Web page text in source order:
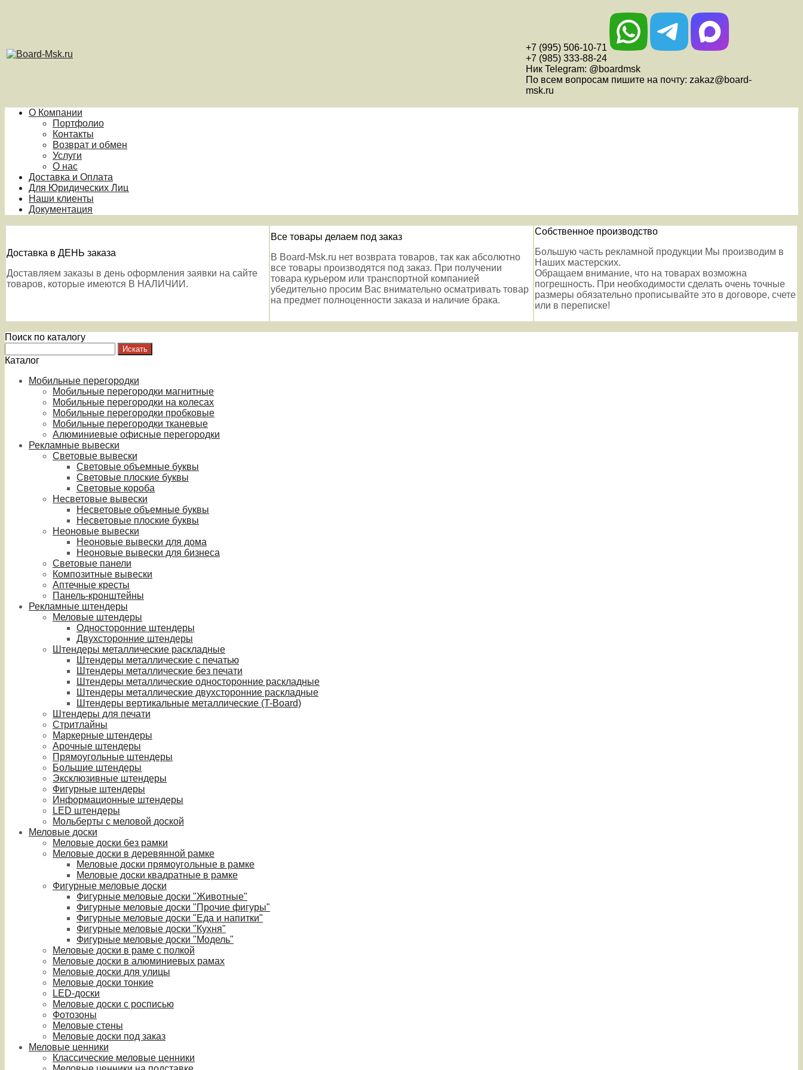
+7 (995) 506-10-71
+7 (985) 333-88-24
Ник Telegram: @boardmsk
По всем вопросам пишите на почту: zakaz@board-
msk.ru
О Компании
Портфолио
Контакты
Возврат и обмен
Услуги
О нас
Доставка и Оплата
Для Юридических Лиц
Наши клиенты
Документация
Доставка в ДЕНЬ заказа
Доставляем заказы в день оформления заявки на сайте
товаров, которые имеются В НАЛИЧИИ.
Все товары делаем под заказ
В Board-Msk.ru нет возврата товаров, так как абсолютно
все товары производятся под заказ. При получении
товара курьером или транспортной компанией
убедительно просим Вас внимательно осматривать товар
на предмет полноценности заказа и наличие брака.
Собственное производство
Большую часть рекламной продукции Мы производим в
Наших мастерских.
Обращаем внимание, что на товарах возможна
погрешность. При необходимости сделать очень точные
размеры обязательно прописывайте это в договоре, счете
или в переписке!
Поиск по каталогу
Каталог
Мобильные перегородки
Мобильные перегородки магнитные
Мобильные перегородки на колесах
Мобильные перегородки пробковые
Мобильные перегородки тканевые
Алюминиевые офисные перегородки
Рекламные вывески
Световые вывески
Световые объемные буквы
Световые плоские буквы
Световые короба
Несветовые вывески
Несветовые объемные буквы
Несветовые плоские буквы
Неоновые вывески
Неоновые вывески для дома
Неоновые вывески для бизнеса
Световые панели
Композитные вывески
Аптечные кресты
Панель-кронштейны
Рекламные штендеры
Меловые штендеры
Односторонние штендеры
Двухсторонние штендеры
Штендеры металлические раскладные
Штендеры металлические с печатью
Штендеры металлические без печати
Штендеры металлические односторонние раскладные
Штендеры металлические двухсторонние раскладные
Штендеры вертикальные металлические (T-Board)
Штендеры для печати
Стритлайны
Маркерные штендеры
Арочные штендеры
Прямоугольные штендеры
Большие штендеры
Эксклюзивные штендеры
Фигурные штендеры
Информационные штендеры
LED штендеры
Мольберты с меловой доской
Меловые доски
Меловые доски без рамки
Меловые доски в деревянной рамке
Меловые доски прямоугольные в рамке
Меловые доски квадратные в рамке
Фигурные меловые доски
Фигурные меловые доски "Животные"
Фигурные меловые доски "Прочие фигуры"
Фигурные меловые доски "Еда и напитки"
Фигурные меловые доски "Кухня"
Фигурные меловые доски "Модель"
Меловые доски в раме с полкой
Меловые доски в алюминиевых рамах
Меловые доски для улицы
Меловые доски тонкие
LED-доски
Меловые доски с росписью
Фотозоны
Меловые стены
Меловые доски под заказ
Меловые ценники
Классические меловые ценники